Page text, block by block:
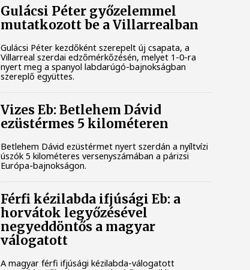
Gulácsi Péter győzelemmel
mutatkozott be a Villarrealban
Gulácsi Péter kezdőként szerepelt új csapata, a
Villarreal szerdai edzőmérkőzésén, melyet 1-0-ra
nyert meg a spanyol labdarúgó-bajnokságban
szereplő együttes.
Vizes Eb: Betlehem Dávid
ezüstérmes 5 kilométeren
Betlehem Dávid ezüstérmet nyert szerdán a nyíltvízi
úszók 5 kilométeres versenyszámában a párizsi
Európa-bajnokságon.
Férfi kézilabda ifjúsági Eb: a
horvátok legyőzésével
negyeddöntős a magyar
válogatott
A magyar férfi ifjúsági kézilabda-válogatott